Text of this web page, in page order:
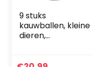
9 stuks
kauwballen, kleine
dieren,